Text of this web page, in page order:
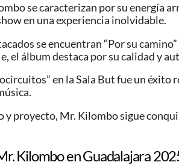
se caracterizan por su energía
en una experiencia inolvidable.
se encuentran “Por su
el álbum destaca por su calidad y
en la Sala But fue un
y proyecto, Mr. Kilombo sigue
Kilombo en Guadalajara